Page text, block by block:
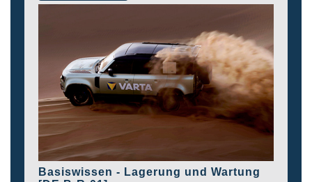
Basiswissen - Lagerung und Wartung